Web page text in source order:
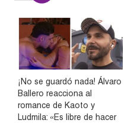
¡No se guardó nada! Álvaro
Ballero reacciona al
romance de Kaoto y
Ludmila: «Es libre de hacer